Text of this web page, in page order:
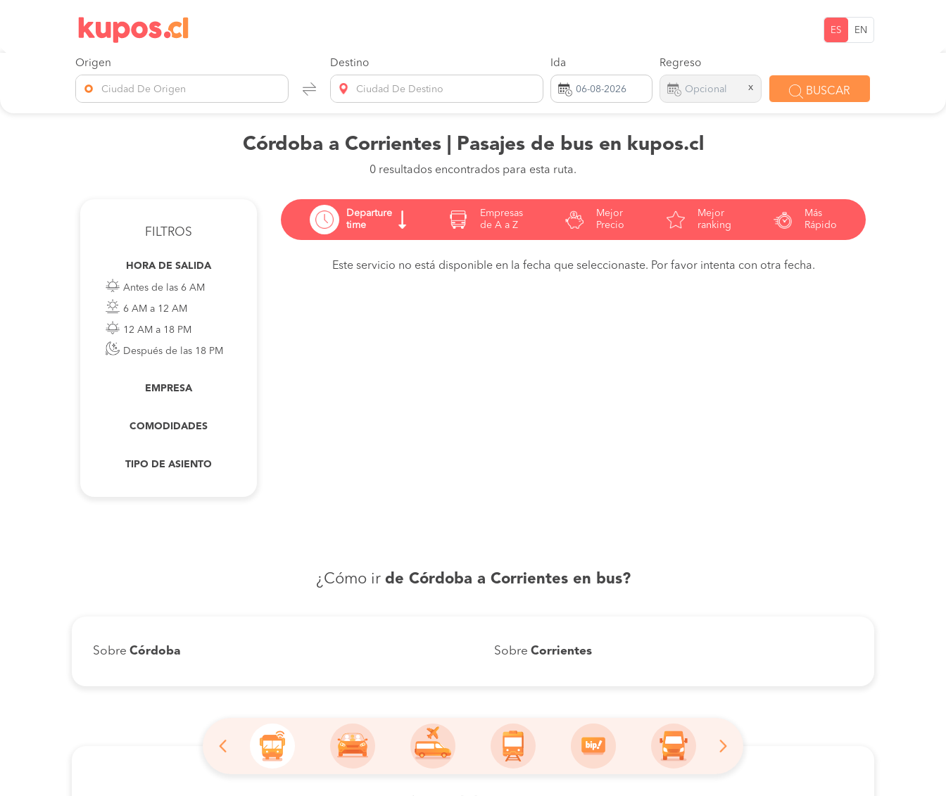
ES EN
Origen
Ciudad De Origen
Destino
Ciudad De Destino
Ida Regreso
x BUSCAR
Córdoba a Corrientes | Pasajes de bus en kupos.cl
0 resultados encontrados para esta ruta.
FILTROS
HORA DE SALIDA
Antes de las 6 AM
6 AM a 12 AM
12 AM a 18 PM
Después de las 18 PM
EMPRESA
COMODIDADES
TIPO DE ASIENTO
Departure
time
Empresas
de A a Z
Mejor
Precio
Mejor
ranking
Más
Rápido
Este servicio no está disponible en la fecha que seleccionaste. Por favor intenta con otra fecha.
¿Cómo ir de Córdoba a Corrientes en bus?
Sobre Córdoba Sobre Corrientes